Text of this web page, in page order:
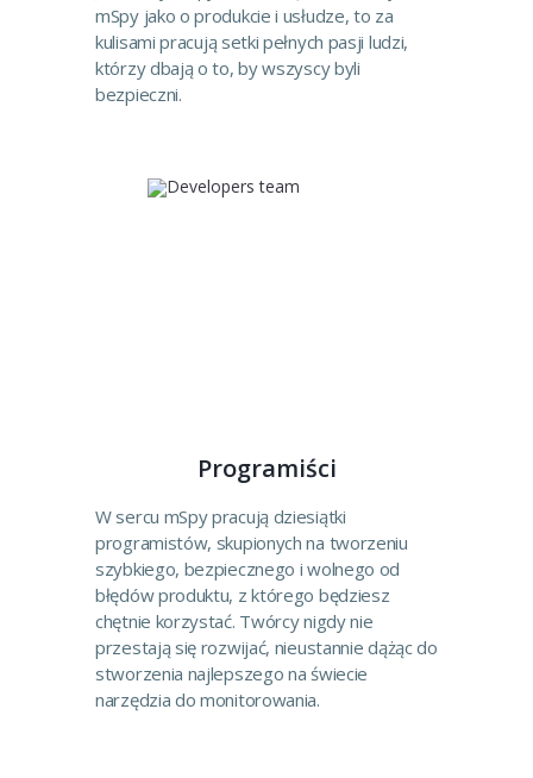
mSpy jako o produkcie i usłudze, to za
kulisami pracują setki pełnych pasji ludzi,
którzy dbają o to, by wszyscy byli
bezpieczni.
Programiści
W sercu mSpy pracują dziesiątki
programistów, skupionych na tworzeniu
szybkiego, bezpiecznego i wolnego od
błędów produktu, z którego będziesz
chętnie korzystać. Twórcy nigdy nie
przestają się rozwijać, nieustannie dążąc do
stworzenia najlepszego na świecie
narzędzia do monitorowania.